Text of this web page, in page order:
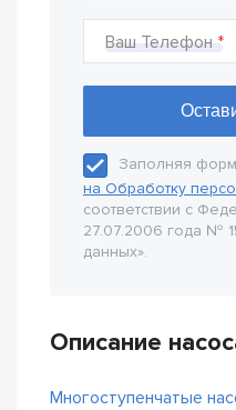
Ваш Телефон
Заполняя
на Обработку
соответствии с
27.07.2006 года №
данных».
Описание
Многоступенчатые